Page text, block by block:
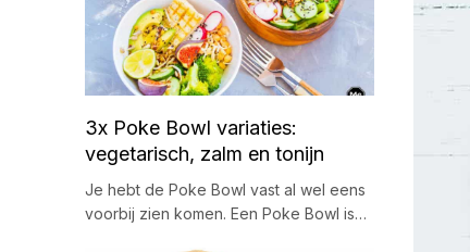
3x Poke Bowl variaties:
vegetarisch, zalm en tonijn
Je hebt de Poke Bowl vast al wel eens
voorbij zien komen. Een Poke Bowl is…